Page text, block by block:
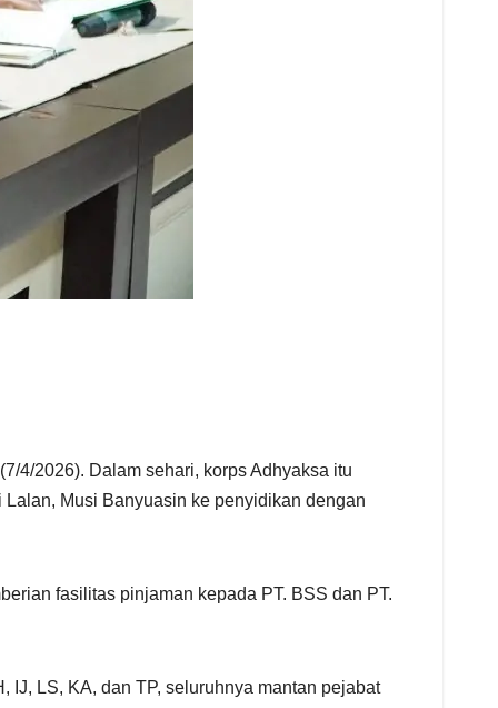
4/2026). Dalam sehari, korps Adhyaksa itu
Musi Banyuasin ke penyidikan dengan
fasilitas pinjaman kepada PT. BSS dan PT.
IJ, LS, KA, dan TP, seluruhnya mantan pejabat